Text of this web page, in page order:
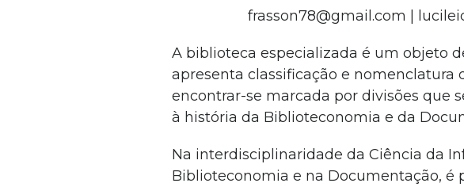
frasson78@gmail.com |
A biblioteca especializada é um objeto
apresenta classificação e nomenclatura
encontrar-se marcada por divisões que
à história da Biblioteconomia e da
Na interdisciplinaridade da Ciência da
Biblioteconomia e na Documentação, é